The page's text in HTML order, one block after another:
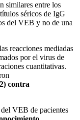
similares entre los
séricos de IgG
del VEB y no de una
reacciones mediadas
por el virus de
cuantitativas.
contra
VEB de pacientes